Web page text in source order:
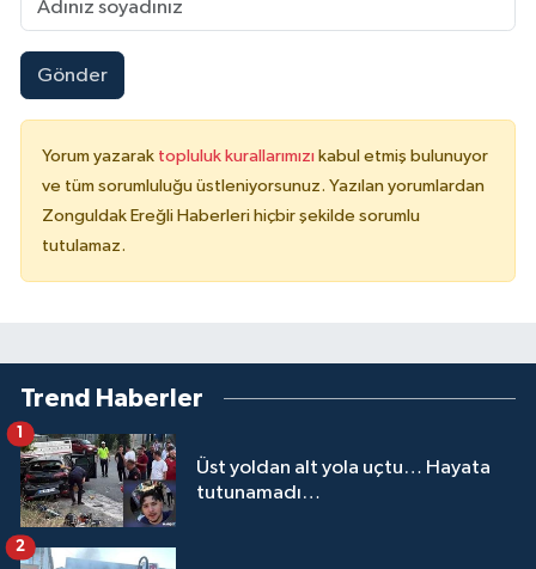
Gönder
Yorum yazarak topluluk kurallarımızı kabul etmiş bulunuyor
ve tüm sorumluluğu üstleniyorsunuz. Yazılan yorumlardan
Zonguldak Ereğli Haberleri hiçbir şekilde sorumlu
tutulamaz.
Trend Haberler
Üst yoldan alt yola uçtu… Hayata
tutunamadı…
1
2